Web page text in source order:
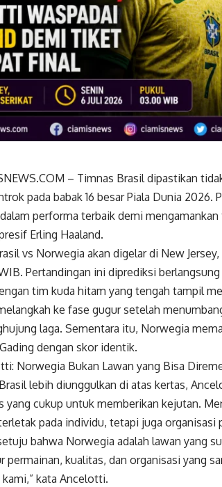
– Timnas Brasil dipastikan
pada babak 16 besar Piala Dunia
performa terbaik demi
Erling Haaland.
vs Norwegia akan digelar di New
Pertandingan ini diprediksi
tim kuda hitam yang tengah tampil
ke fase gugur setelah
laga. Sementara itu, Norwegia
dengan skor identik.
Norwegia Bukan Lawan yang Bisa
lebih diunggulkan di atas kertas,
yang cukup untuk memberikan kejutan.
pada individu, tetapi juga organisasi
bahwa Norwegia adalah lawan yang
permainan, kualitas, dan organisasi yang
kata Ancelotti.